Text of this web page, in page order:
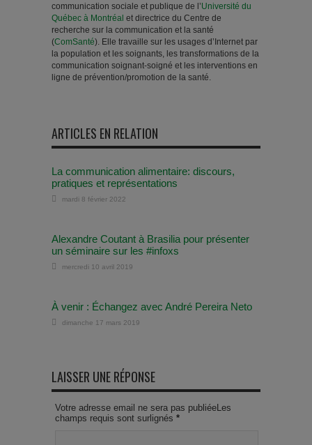
communication sociale et publique de l’Université du
Québec à Montréal et directrice du Centre de
recherche sur la communication et la santé
(ComSanté). Elle travaille sur les usages d’Internet par
la population et les soignants, les transformations de la
communication soignant-soigné et les interventions en
ligne de prévention/promotion de la santé.
ARTICLES EN RELATION
La communication alimentaire: discours,
pratiques et représentations
mardi 8 février 2022
Alexandre Coutant à Brasilia pour présenter
un séminaire sur les #infoxs
mercredi 10 avril 2019
À venir : Échangez avec André Pereira Neto
dimanche 17 mars 2019
LAISSER UNE RÉPONSE
Votre adresse email ne sera pas publiéeLes
champs requis sont surlignés *